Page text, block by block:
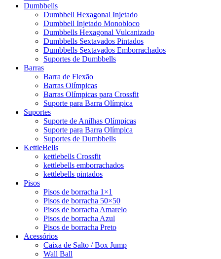
Dumbbells
Dumbbell Hexagonal Injetado
Dumbbell Injetado Monobloco
Dumbbells Hexagonal Vulcanizado
Dumbbells Sextavados Pintados
Dumbbells Sextavados Emborrachados
Suportes de Dumbbells
Barras
Barra de Flexão
Barras Olímpicas
Barras Olímpicas para Crossfit
Suporte para Barra Olímpica
Suportes
Suporte de Anilhas Olímpicas
Suporte para Barra Olímpica
Suportes de Dumbbells
KettleBells
kettlebells Crossfit
kettlebells emborrachados
kettlebells pintados
Pisos
Pisos de borracha 1×1
Pisos de borracha 50×50
Pisos de borracha Amarelo
Pisos de borracha Azul
Pisos de borracha Preto
Acessórios
Caixa de Salto / Box Jump
Wall Ball